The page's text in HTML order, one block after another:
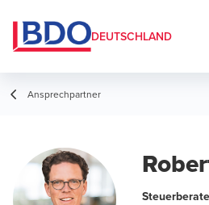
DEUTSCHLAND
Ansprechpartner